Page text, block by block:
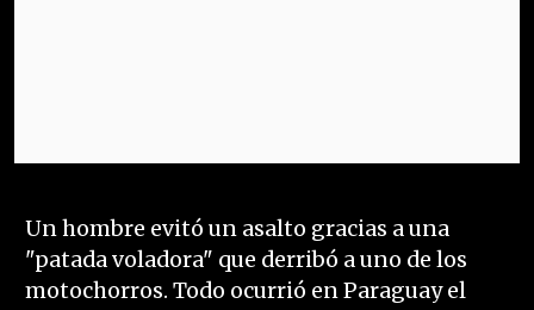
Un hombre evitó un asalto gracias a una
"patada voladora" que derribó a uno de los
motochorros. Todo ocurrió en Paraguay el